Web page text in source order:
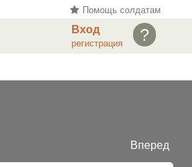
Помощь солдатам
?
Вход
регистрация
Вперед